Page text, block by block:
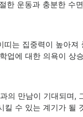
한 운동과 충분한 수
는 집중력이 높아
업에 대한 의욕이 상
의 만남이 기대되며
킬 수 있는 계기가 될